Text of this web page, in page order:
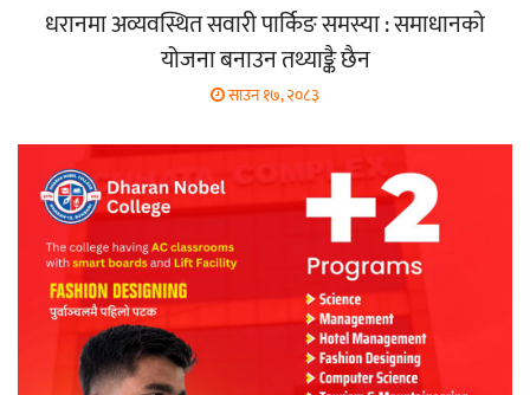
धरानमा अव्यवस्थित सवारी पार्किङ समस्या : समाधानको
योजना बनाउन तथ्याङ्कै छैन
साउन १७, २०८३